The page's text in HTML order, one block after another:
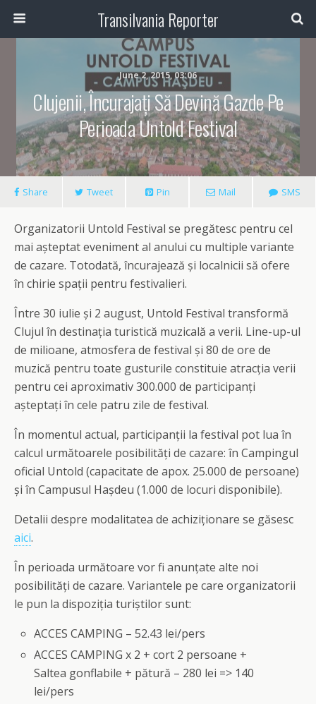
Transilvania Reporter
June 2, 2015, 03:06
Clujenii, Încurajați Să Devină Gazde Pe
Perioada Untold Festival
Share Tweet Pin Mail SMS
Organizatorii Untold Festival se pregătesc pentru cel
mai așteptat eveniment al anului cu multiple variante
de cazare. Totodată, încurajează și localnicii să ofere
în chirie spații pentru festivalieri.
Între 30 iulie și 2 august, Untold Festival transformă
Clujul în destinația turistică muzicală a verii. Line-up-ul
de milioane, atmosfera de festival și 80 de ore de
muzică pentru toate gusturile constituie atracția verii
pentru cei aproximativ 300.000 de participanți
așteptați în cele patru zile de festival.
În momentul actual, participanții la festival pot lua în
calcul următoarele posibilități de cazare: în Campingul
oficial Untold (capacitate de apox. 25.000 de persoane)
și în Campusul Hașdeu (1.000 de locuri disponibile).
Detalii despre modalitatea de achiziționare se găsesc
aici.
În perioada următoare vor fi anunțate alte noi
posibilități de cazare. Variantele pe care organizatorii
le pun la dispoziția turiștilor sunt:
ACCES CAMPING – 52.43 lei/pers
ACCES CAMPING x 2 + cort 2 persoane +
Saltea gonflabile + pătură – 280 lei => 140
lei/pers